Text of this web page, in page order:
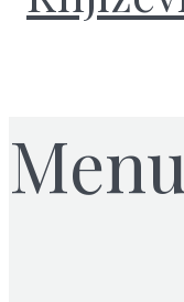
Menu